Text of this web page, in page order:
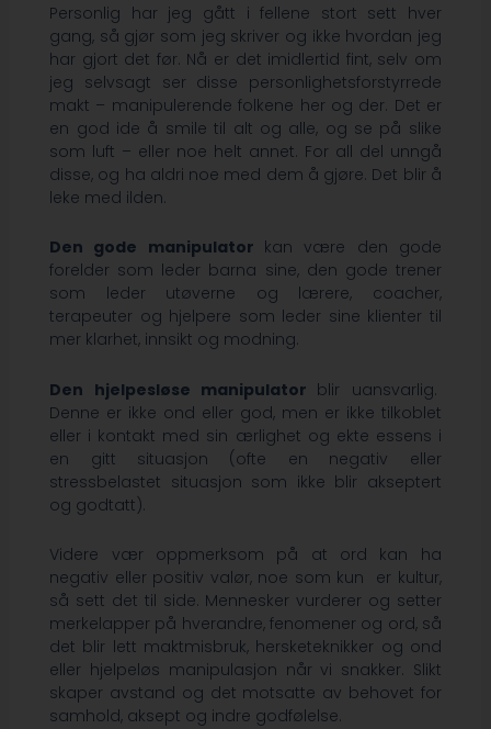
Personlig har jeg gått i fellene stort sett hver
gang, så gjør som jeg skriver og ikke hvordan jeg
har gjort det før. Nå er det imidlertid fint, selv om
jeg selvsagt ser disse personlighetsforstyrrede
makt – manipulerende folkene her og der. Det er
en god ide å smile til alt og alle, og se på slike
som luft – eller noe helt annet. For all del unngå
disse, og ha aldri noe med dem å gjøre. Det blir å
leke med ilden.
Den gode manipulator kan være den gode
forelder som leder barna sine, den gode trener
som leder utøverne og lærere, coacher,
terapeuter og hjelpere som leder sine klienter til
mer klarhet, innsikt og modning.
Den hjelpesløse manipulator blir uansvarlig.
Denne er ikke ond eller god, men er ikke tilkoblet
eller i kontakt med sin ærlighet og ekte essens i
en gitt situasjon (ofte en negativ eller
stressbelastet situasjon som ikke blir akseptert
og godtatt).
Videre vær oppmerksom på at ord kan ha
negativ eller positiv valør, noe som kun er kultur,
så sett det til side. Mennesker vurderer og setter
merkelapper på hverandre, fenomener og ord, så
det blir lett maktmisbruk, hersketeknikker og ond
eller hjelpeløs manipulasjon når vi snakker. Slikt
skaper avstand og det motsatte av behovet for
samhold, aksept og indre godfølelse.